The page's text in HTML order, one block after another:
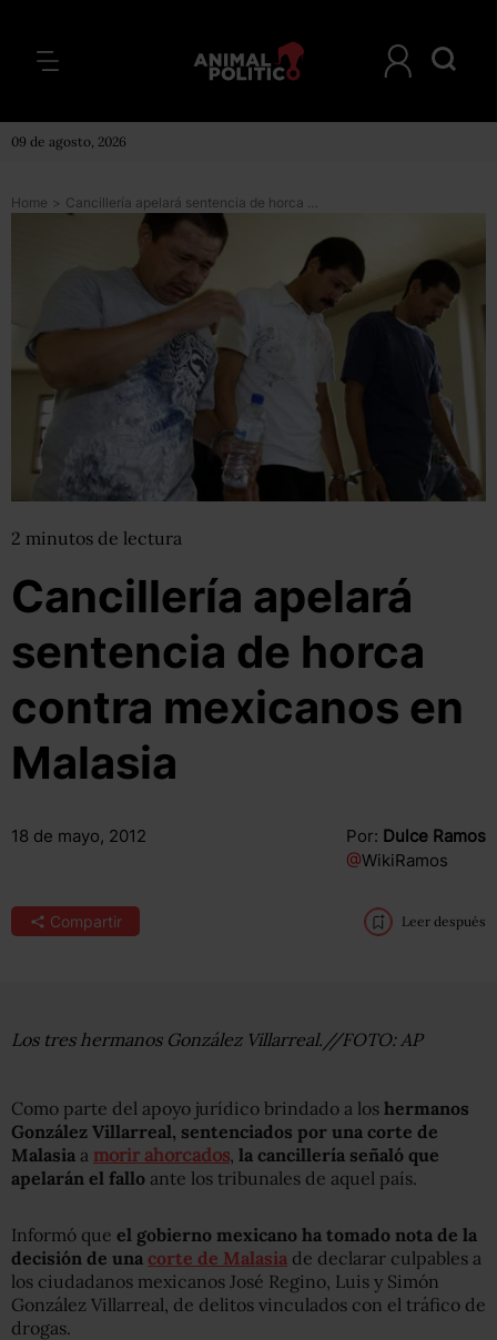
09 de agosto, 2026
Home > Cancillería apelará sentencia de horca contra mexicanos en Malasia
2 minutos de lectura
Cancillería apelará
sentencia de horca
contra mexicanos en
Malasia
18 de mayo, 2012 Por: Dulce Ramos
@WikiRamos
Compartir Leer después
Los tres hermanos González Villarreal.//FOTO: AP
Como parte del apoyo jurídico brindado a los hermanos
González Villarreal, sentenciados por una corte de
Malasia a morir ahorcados, la cancillería señaló que
apelarán el fallo ante los tribunales de aquel país.
Informó que el gobierno mexicano ha tomado nota de la
decisión de una corte de Malasia de declarar culpables a
los ciudadanos mexicanos José Regino, Luis y Simón
González Villarreal, de delitos vinculados con el tráfico de
drogas.